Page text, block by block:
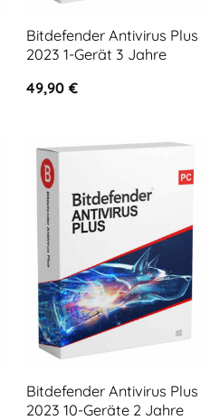
Bitdefender Antivirus Plus
2023 1-Gerät 3 Jahre
49,90 €
Bitdefender Antivirus Plus
2023 10-Geräte 2 Jahre